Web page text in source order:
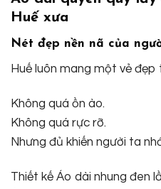
Huế xưa
Nét đẹp nền nã của
Huế luôn mang một vẻ
Không quá ồn ào.
Không quá rực rỡ.
Nhưng đủ khiến người ta
Thiết kế Áo dài nhung đen